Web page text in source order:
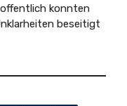
konnten
beseitigt